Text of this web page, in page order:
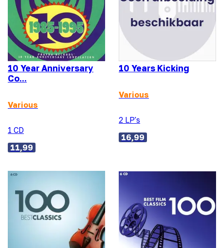
10 Year Anniversary
Co...
Various
1 CD
11,99
10 Years Kicking
Various
2 LP's
16,99